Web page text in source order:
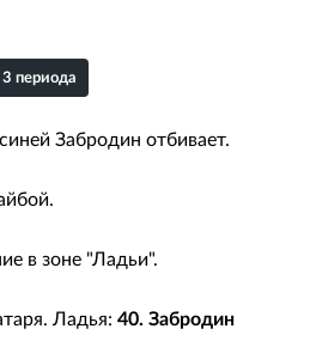
периода
Забродин отбивает.
в зоне "Ладьи".
Ладья: 40. Забродин